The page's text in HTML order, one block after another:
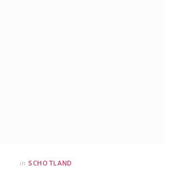
in SCHOTLAND